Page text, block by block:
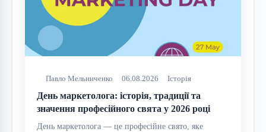
Павло Мельниченко 06.08.2026 Історія
День маркетолога: історія, традиції та
значення професійного свята у 2026 році
День маркетолога — це професійне свято, яке